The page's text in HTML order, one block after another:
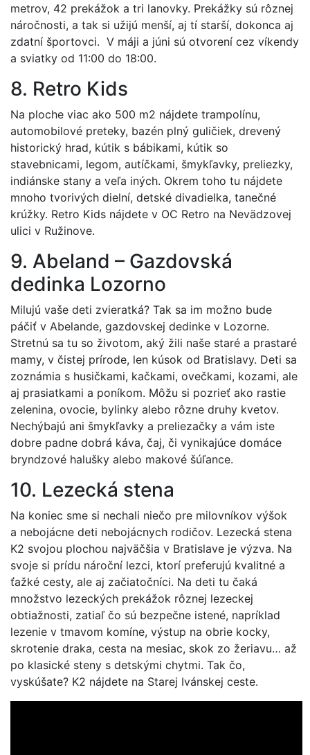
metrov, 42 prekážok a tri lanovky. Prekážky sú rôznej
náročnosti, a tak si užijú menší, aj tí starší, dokonca aj
zdatní športovci. V máji a júni sú otvorení cez víkendy
a sviatky od 11:00 do 18:00.
8. Retro Kids
Na ploche viac ako 500 m2 nájdete trampolínu,
automobilové preteky, bazén plný guličiek, drevený
historický hrad, kútik s bábikami, kútik so
stavebnicami, legom, autíčkami, šmykľavky, preliezky,
indiánske stany a veľa iných. Okrem toho tu nájdete
mnoho tvorivých dielní, detské divadielka, tanečné
krúžky. Retro Kids nájdete v OC Retro na Nevädzovej
ulici v Ružinove.
9. Abeland – Gazdovská
dedinka Lozorno
Milujú vaše deti zvieratká? Tak sa im možno bude
páčiť v Abelande, gazdovskej dedinke v Lozorne.
Stretnú sa tu so životom, aký žili naše staré a prastaré
mamy, v čistej prírode, len kúsok od Bratislavy. Deti sa
zoznámia s husičkami, kačkami, ovečkami, kozami, ale
aj prasiatkami a poníkom. Môžu si pozrieť ako rastie
zelenina, ovocie, bylinky alebo rôzne druhy kvetov.
Nechýbajú ani šmykľavky a preliezačky a vám iste
dobre padne dobrá káva, čaj, či vynikajúce domáce
bryndzové halušky alebo makové šúľance.
10. Lezecká stena
Na koniec sme si nechali niečo pre milovníkov výšok
a nebojácne deti nebojácnych rodičov. Lezecká stena
K2 svojou plochou najväčšia v Bratislave je výzva. Na
svoje si prídu nároční lezci, ktorí preferujú kvalitné a
ťažké cesty, ale aj začiatočníci. Na deti tu čaká
množstvo lezeckých prekážok rôznej lezeckej
obtiažnosti, zatiaľ čo sú bezpečne istené, napríklad
lezenie v tmavom komíne, výstup na obrie kocky,
skrotenie draka, cesta na mesiac, skok zo žeriavu… až
po klasické steny s detskými chytmi. Tak čo,
vyskúšate? K2 nájdete na Starej Ivánskej ceste.